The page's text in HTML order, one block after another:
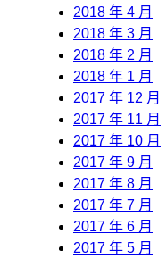
2018 年 4 月
2018 年 3 月
2018 年 2 月
2018 年 1 月
2017 年 12 月
2017 年 11 月
2017 年 10 月
2017 年 9 月
2017 年 8 月
2017 年 7 月
2017 年 6 月
2017 年 5 月